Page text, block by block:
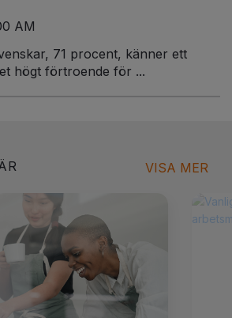
AM
71 procent, känner ett
högt förtroende för ...
VISA MER